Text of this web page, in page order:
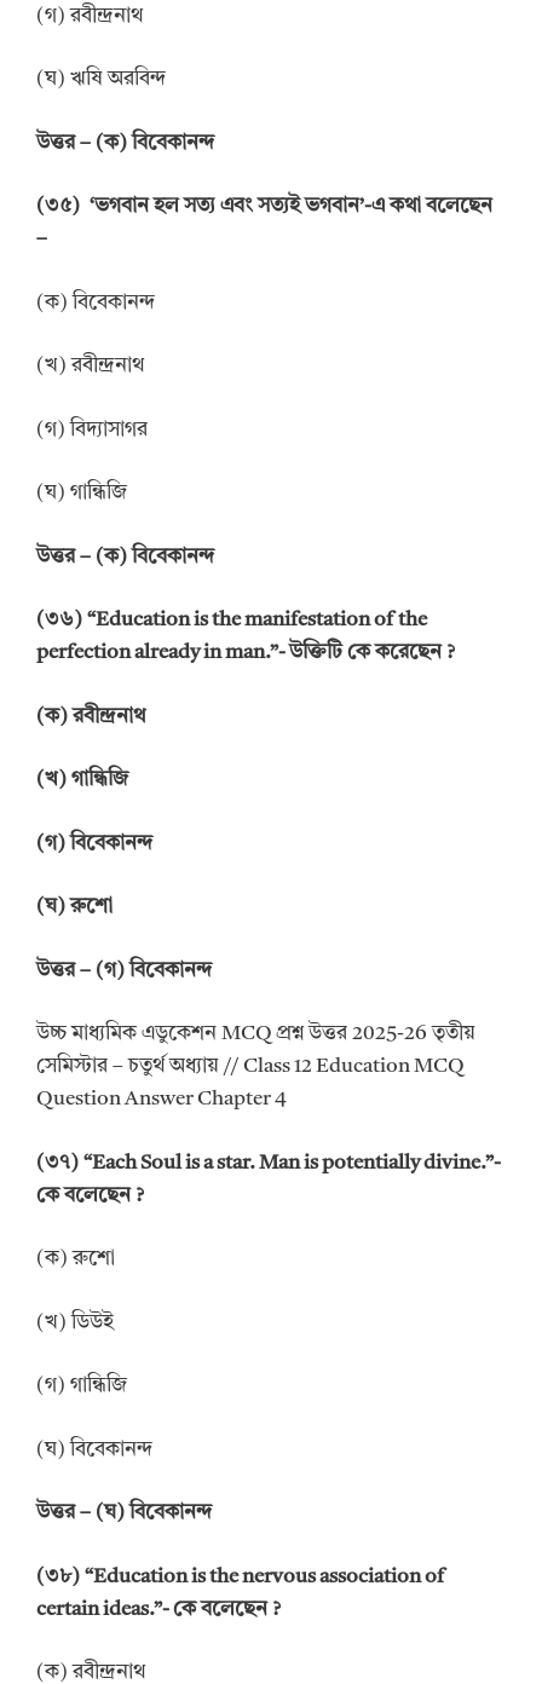
(গ) রবীন্দ্রনাথ
(ঘ) ঋষি অরবিন্দ
উত্তর– (ক) বিবেকানন্দ
(৩৫) ‘ভগবান হল সত্য এবং সত্যই ভগবান’-এ কথা বলেছেন
–
(ক) বিবেকানন্দ
(খ) রবীন্দ্রনাথ
(গ) বিদ্যাসাগর
(ঘ) গান্ধিজি
উত্তর– (ক) বিবেকানন্দ
(৩৬) “Education is the manifestation of the
perfection already in man.”-উক্তিটি কে করেছেন ?
(ক)রবীন্দ্রনাথ
(খ) গান্ধিজি
(গ)বিবেকানন্দ
(ঘ)রুশো
উত্তর– (গ) বিবেকানন্দ
উচ্চ মাধ্যমিক এডুকেশন MCQ প্রশ্ন উত্তর 2025-26 তৃতীয়
সেমিস্টার – চতুর্থ অধ্যায় // Class 12 Education MCQ
Question Answer Chapter 4
(৩৭) “Each Soul is a star. Man is potentially divine.”-
কে বলেছেন ?
(ক) রুশো
(খ) ডিউই
(গ) গান্ধিজি
(ঘ) বিবেকানন্দ
উত্তর– (ঘ) বিবেকানন্দ
(৩৮) “Education is the nervous association of
certain ideas.”-কে বলেছেন ?
(ক) রবীন্দ্রনাথ